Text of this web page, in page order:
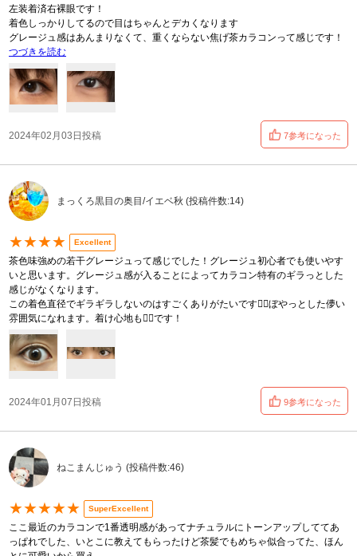
左装着済右裸眼です！
着色しっかりしてるので目はちゃんとデカくなります
グレージュ感はあんまりなくて、重くならない焦げ茶カラコンって感じです！
つづきを読む
2024年02月03日投稿 7参考になった
まっくろ黒目の奥目/イエベ秋 (投稿件数:14)
★★★★ Excellent
茶色味強めの若干グレージュって感じでした！グレージュ初心者でも使いやす
いと思います。グレージュ感が入ることによってカラコン特有のギラっとした
感じがなくなります。
この着色直径でギラギラしないのはすごくありがたいです🙇‍♀️ぼやっとした儚い
雰囲気になれます。着け心地も🙆‍♀️です！
2024年01月07日投稿 9参考になった
ねこまんじゅう (投稿件数:46)
★★★★★ SuperExcellent
ここ最近のカラコンで1番透明感があってナチュラルにトーンアップしててあ
っぱれでした、いとこに教えてもらったけど茶髪でもめちゃ似合ってた、ほん